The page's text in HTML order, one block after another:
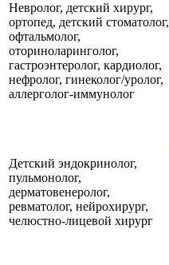
Невролог, детский хирург,
ортопед, детский стоматолог,
офтальмолог,
оториноларинголог,
гастроэнтеролог, кардиолог,
нефролог, гинеколог/уролог,
аллерголог-иммунолог
Детский эндокринолог,
пульмонолог,
дерматовенеролог,
ревматолог, нейрохирург,
челюстно-лицевой хирург